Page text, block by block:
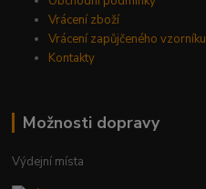
Vrácení zboží
Vrácení zapůjčeného vzorníku
Kontakty
Možnosti dopravy
Výdejní místa